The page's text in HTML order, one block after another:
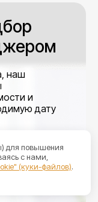
наш
и
дату
для повышения
с нами,
(куки-файлов).